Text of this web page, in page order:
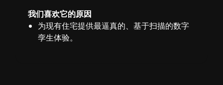
我们喜欢它的原因
为现有住宅提供最逼真的、基于扫描的数字
孪生体验。